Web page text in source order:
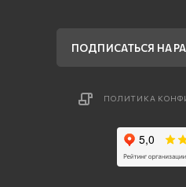
ПОДПИСАТЬСЯ НА
ПОЛИТИКА